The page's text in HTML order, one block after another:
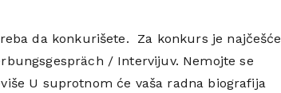
da konkurišete. Za konkurs je najčešće
/ Intervijuv. Nemojte se
U suprotnom će vaša radna biografija